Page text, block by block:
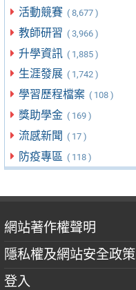
活動競賽 ( 8,677 )
教師研習 ( 3,966 )
升學資訊 ( 1,885 )
生涯發展 ( 1,742 )
學習歷程檔案 ( 108 )
獎助學金 ( 169 )
流感新聞 ( 17 )
防疫專區 ( 118 )
網站著作權聲明
隱私權及網站安全政策
登入